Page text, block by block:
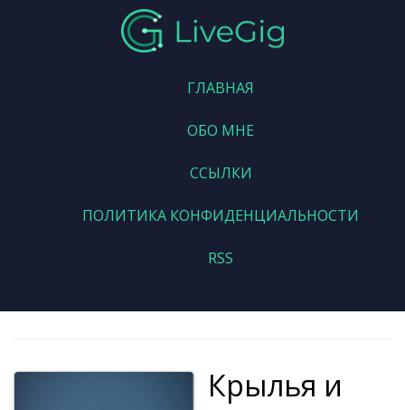
ГЛАВНАЯ
ОБО МНЕ
ССЫЛКИ
ПОЛИТИКА КОНФИДЕНЦИАЛЬНОСТИ
RSS
Крылья и